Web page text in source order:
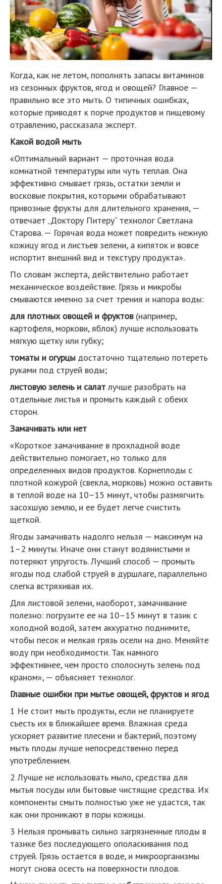
Когда, как не летом, пополнять запасы витаминов
из сезонных фруктов, ягод и овощей? Главное —
правильно все это мыть. О типичных ошибках,
которые приводят к порче продуктов и пищевому
отравлению, рассказала эксперт.
Какой водой мыть
«Оптимальный вариант — проточная вода
комнатной температуры или чуть теплая. Она
эффективно смывает грязь, остатки земли и
восковые покрытия, которыми обрабатывают
привозные фрукты для длительного хранения, —
отвечает „Доктору Питеру“ технолог Светлана
Старова. — Горячая вода может повредить нежную
кожицу ягод и листьев зелени, а кипяток и вовсе
испортит внешний вид и текстуру продукта».
По словам эксперта, действительно работает
механическое воздействие. Грязь и микробы
смываются именно за счет трения и напора воды:
для плотных овощей и фруктов(например,
картофеля, моркови, яблок) лучше использовать
мягкую щетку или губку;
томаты и огурцы достаточно тщательно потереть
руками под струей воды;
листовую зелень и салат лучше разобрать на
отдельные листья и промыть каждый с обеих
сторон.
Замачивать или нет
«Короткое замачивание в прохладной воде
действительно помогает, но только для
определенных видов продуктов. Корнеплоды с
плотной кожурой (свекла, морковь) можно оставить
в теплой воде на 10–15 минут, чтобы размягчить
засохшую землю, и ее будет легче счистить
щеткой.
Ягоды замачивать надолго нельзя — максимум на
1–2 минуты. Иначе они станут водянистыми и
потеряют упругость. Лучший способ — промыть
ягоды под слабой струей в дуршлаге, параллельно
слегка встряхивая их.
Для листовой зелени, наоборот, замачивание
полезно: погрузите ее на 10–15 минут в тазик с
холодной водой, затем аккуратно поднимите,
чтобы песок и мелкая грязь осели на дно. Меняйте
воду при необходимости. Так намного
эффективнее, чем просто сполоснуть зелень под
краном», — объясняет технолог.
Главные ошибки при мытье овощей, фруктов и ягод
1 Не стоит мыть продукты, если не планируете
съесть их в ближайшее время. Влажная среда
ускоряет развитие плесени и бактерий, поэтому
мыть плоды лучше непосредственно перед
употреблением.
2 Лучше не использовать мыло, средства для
мытья посуды или бытовые чистящие средства. Их
компоненты смыть полностью уже не удастся, так
как они проникают в поры кожицы.
3 Нельзя промывать сильно загрязненные плоды в
тазике без последующего ополаскивания под
струей. Грязь остается в воде, и микроорганизмы
могут снова осесть на поверхности плодов.